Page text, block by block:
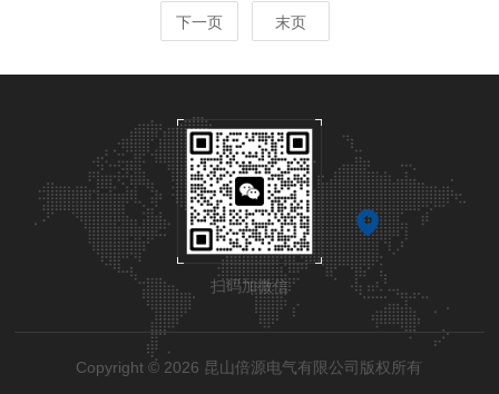
下一页 末页
扫码加微信
Copyright © 2026 昆山倍源电气有限公司版权所有